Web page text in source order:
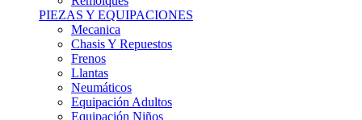
Fórmulas
Cm
Prototipos
Remolques
PIEZAS Y EQUIPACIONES
Mecánica
Electrónica
Chasis Y Carrocería